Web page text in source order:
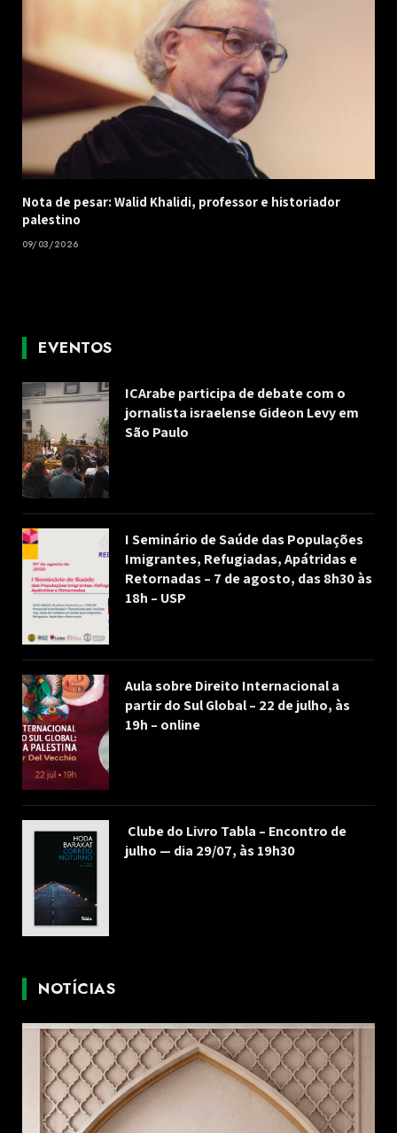
Nota de pesar: Walid Khalidi, professor e historiador
palestino
09/03/2026
EVENTOS
ICArabe participa de debate com o
jornalista israelense Gideon Levy em
São Paulo
I Seminário de Saúde das Populações
Imigrantes, Refugiadas, Apátridas e
Retornadas – 7 de agosto, das 8h30 às
18h – USP
Aula sobre Direito Internacional a
partir do Sul Global – 22 de julho, às
19h – online
Clube do Livro Tabla – Encontro de
julho — dia 29/07, às 19h30
NOTÍCIAS